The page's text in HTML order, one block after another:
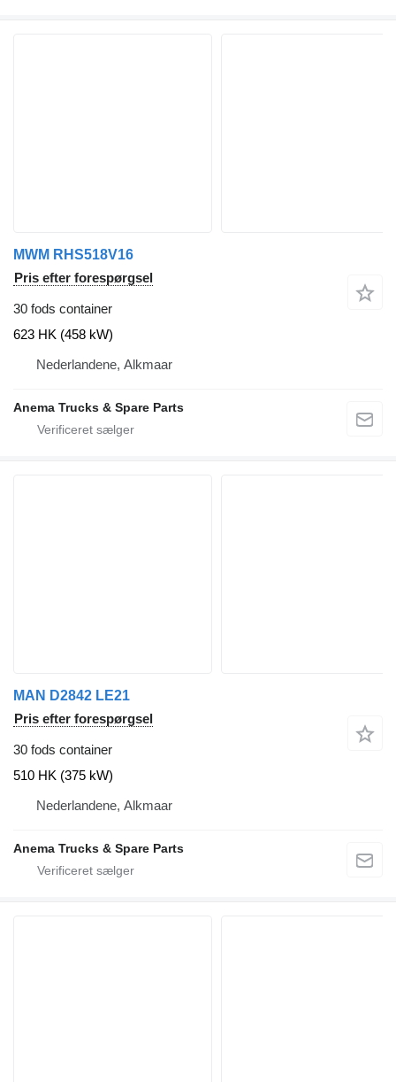
MWM RHS518V16
Pris efter forespørgsel
30 fods container
623 HK (458 kW)
Nederlandene, Alkmaar
Anema Trucks & Spare Parts
MAN D2842 LE21
Pris efter forespørgsel
30 fods container
510 HK (375 kW)
Nederlandene, Alkmaar
Anema Trucks & Spare Parts